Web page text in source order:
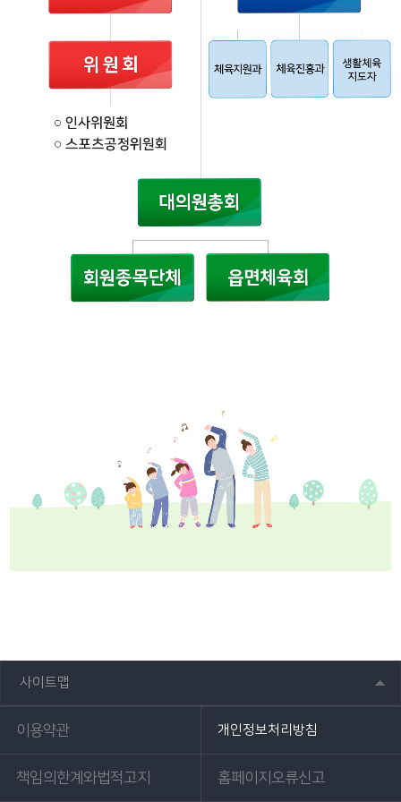
사이트맵
이용약관 개인정보처리방침
책임의한계와법적고지 홈페이지오류신고